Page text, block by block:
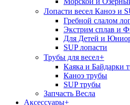
Лопасти весел Каноэ и
Гребной слалом
Экстрим сплав и
Для Детей и
SUP лопасти
Трубы для весел+
Каяка и Байдарки
Каноэ трубы
SUP трубы
Запчасть Весла
Аксессуары+